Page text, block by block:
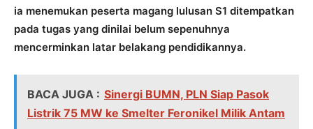
ia menemukan peserta magang lulusan S1 ditempatkan
pada tugas yang dinilai belum sepenuhnya
mencerminkan latar belakang pendidikannya.
BACA JUGA : Sinergi BUMN, PLN Siap Pasok
Listrik 75 MW ke Smelter Feronikel Milik Antam